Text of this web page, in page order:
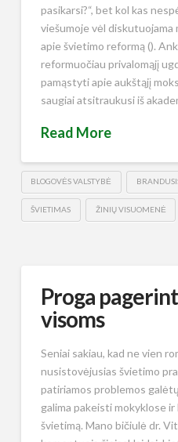
pasikarsi?“, bet kol kas
viešumoje vėl diskutuojama
apie švietimo reformą ().
reformuočiau privalomąjį
pamąstyti apie aukštąjį
saugiai atsitraukusi iš
Read More
BLOGOVĖS VALSTYBĖ
ŠVIETIMAS ŽINIŲ VISUOMENĖ
Proga
visoms
Seniai sakiau, kad ne vien
nusistovėjusias švietimo
patiriamos problemos
galima pakeisti mokyklose
švietimą. Mano bičiulė dr.